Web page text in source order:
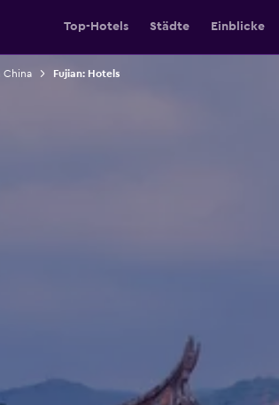
Top-Hotels Städte Einblicke
China Fujian: Hotels